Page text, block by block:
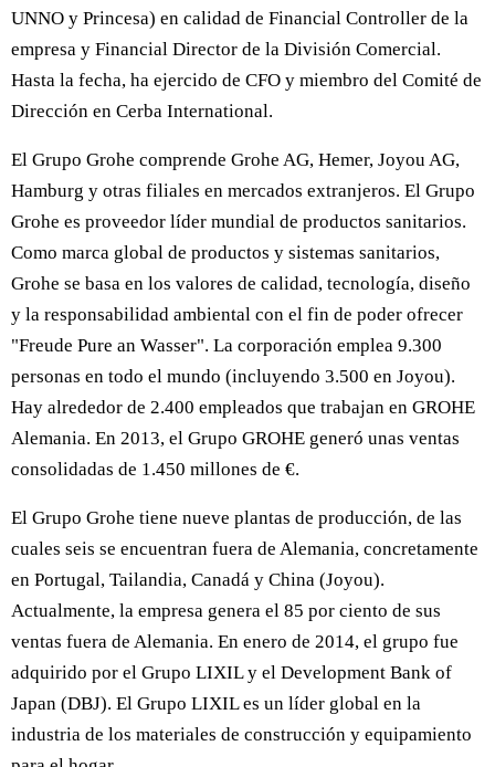
UNNO y Princesa) en calidad de Financial Controller de la
empresa y Financial Director de la División Comercial.
Hasta la fecha, ha ejercido de CFO y miembro del Comité de
Dirección en Cerba International.
El Grupo Grohe comprende Grohe AG, Hemer, Joyou AG,
Hamburg y otras filiales en mercados extranjeros. El Grupo
Grohe es proveedor líder mundial de productos sanitarios.
Como marca global de productos y sistemas sanitarios,
Grohe se basa en los valores de calidad, tecnología, diseño
y la responsabilidad ambiental con el fin de poder ofrecer
"Freude Pure an Wasser". La corporación emplea 9.300
personas en todo el mundo (incluyendo 3.500 en Joyou).
Hay alrededor de 2.400 empleados que trabajan en GROHE
Alemania. En 2013, el Grupo GROHE generó unas ventas
consolidadas de 1.450 millones de €.
El Grupo Grohe tiene nueve plantas de producción, de las
cuales seis se encuentran fuera de Alemania, concretamente
en Portugal, Tailandia, Canadá y China (Joyou).
Actualmente, la empresa genera el 85 por ciento de sus
ventas fuera de Alemania. En enero de 2014, el grupo fue
adquirido por el Grupo LIXIL y el Development Bank of
Japan (DBJ). El Grupo LIXIL es un líder global en la
industria de los materiales de construcción y equipamiento